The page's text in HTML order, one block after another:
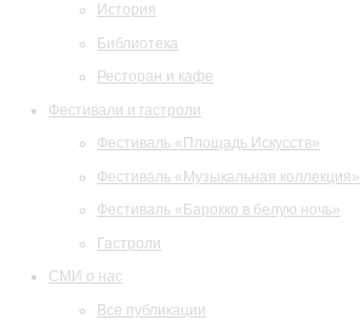
История
Библиотека
Ресторан и кафе
Фестивали и гастроли
Фестиваль «Площадь Искусств»
Фестиваль «Музыкальная коллекция»
Фестиваль «Барокко в белую ночь»
Гастроли
СМИ о нас
Все публикации